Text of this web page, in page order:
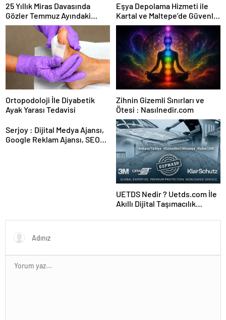
25 Yıllık Miras Davasında
Gözler Temmuz Ayındaki
Karar Duruşmasına Çevrildi
Eşya Depolama Hizmeti ile
Kartal ve Maltepe’de Güvenli
Saklama
Ortopodoloji İle Diyabetik
Ayak Yarası Tedavisi
Zihnin Gizemli Sınırları ve
Ötesi : Nasılnedir.com
Serjoy : Dijital Medya Ajansı,
Google Reklam Ajansı, SEO
UETDS Nedir ? Uetds.com İle
Akıllı Dijital Taşımacılık